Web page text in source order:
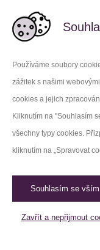
Používáme soubory
zážitek s našimi
cookies a jejich
Kliknutím na "Souhlasím
všechny typy cookies.
kliknutím na „Spravovat
Souhlasím se vším
Zavřít a nepřijmout
Facebook
LinkedIn